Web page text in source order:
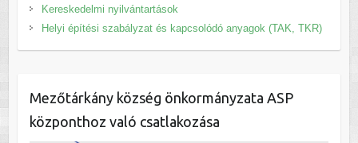
Kereskedelmi nyilvántartások
Helyi építési szabályzat és kapcsolódó anyagok (TAK, TKR)
Mezőtárkány község önkormányzata ASP
központhoz való csatlakozása